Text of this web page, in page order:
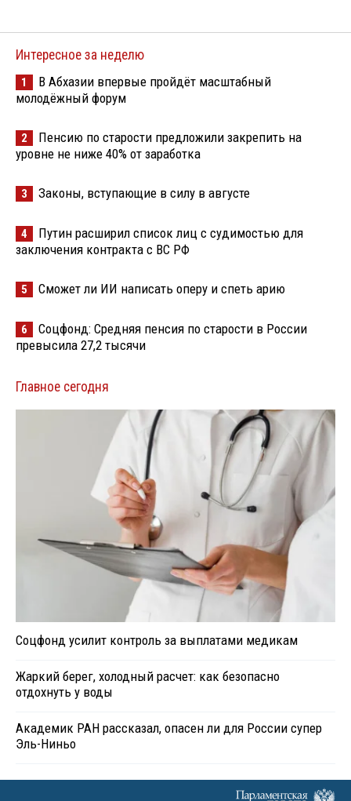
Интересное за неделю
1
В Абхазии впервые пройдёт масштабный
молодёжный форум
2
Пенсию по старости предложили закрепить на
уровне не ниже 40% от заработка
3 Законы, вступающие в силу в августе
4
Путин расширил список лиц с судимостью для
заключения контракта с ВС РФ
5 Сможет ли ИИ написать оперу и спеть арию
6
Соцфонд: Средняя пенсия по старости в России
превысила 27,2 тысячи
Главное сегодня
Соцфонд усилит контроль за выплатами медикам
Жаркий берег, холодный расчет: как безопасно
отдохнуть у воды
Академик РАН рассказал, опасен ли для России супер
Эль-Ниньо